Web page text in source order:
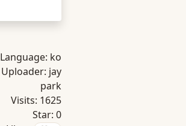
Language: ko
Uploader: jay
park
Visits: 1625
Star: 0